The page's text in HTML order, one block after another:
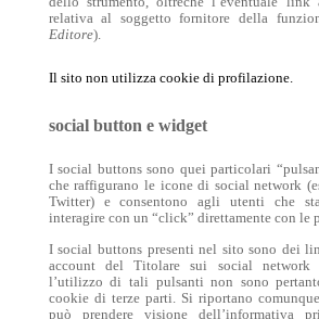
relativa al soggetto fornitore della
Editore).
Il sito non utilizza cookie di profilazione.
social button e widget
I social buttons sono quei particolari
che raffigurano le icone di social network
Twitter) e consentono agli utenti che
interagire con un “click” direttamente con le
I social buttons presenti nel sito sono dei
account del Titolare sui social network
l’utilizzo di tali pulsanti non sono
cookie di terze parti. Si riportano
può prendere visione dell’informativa